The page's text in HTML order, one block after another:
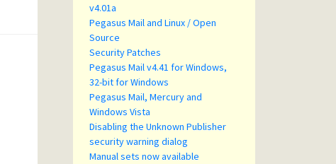
v4.01a
Pegasus Mail and Linux / Open
Source
Security Patches
Pegasus Mail v4.41 for Windows,
32-bit for Windows
Pegasus Mail, Mercury and
Windows Vista
Disabling the Unknown Publisher
security warning dialog
Manual sets now available